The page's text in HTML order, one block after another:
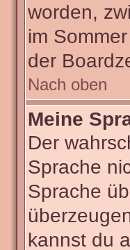
worden,
im
der
Nach oben
Meine
Der
Sprache
Sprache
kannst du